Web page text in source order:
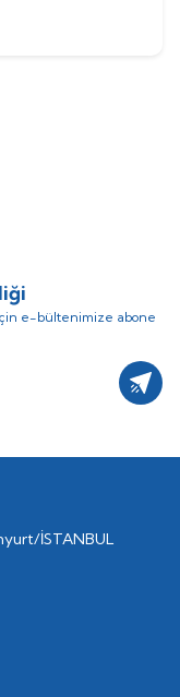
e-bültenimize abone
İSTANBUL